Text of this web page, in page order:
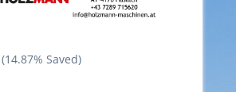
(14.87% Saved)